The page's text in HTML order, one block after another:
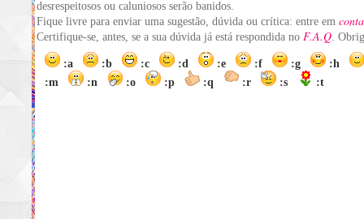
desrespeitosos ou caluniosos serão banidos.
Fique livre para enviar uma sugestão, dúvida ou crítica: entre em
Certifique-se, antes, se a sua dúvida já está respondida no F.A.Q.
:a :b :c :d :e :f :g
:h
:m
:n :o :p :q :r :s :t